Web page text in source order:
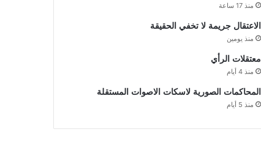
منذ 17 ساعة
الاعتقال جريمة لا تخفي الحقيقة
منذ يومين
معتقلات الرأي
منذ 4 أيام
المحاكمات الصورية لاسكات الاصوات المستقلة
منذ 5 أيام